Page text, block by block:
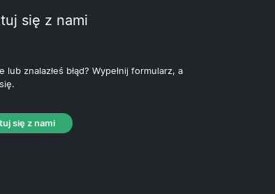
się z nami
lub znalazłeś błąd? Wypełnij formularz, a
się z nami